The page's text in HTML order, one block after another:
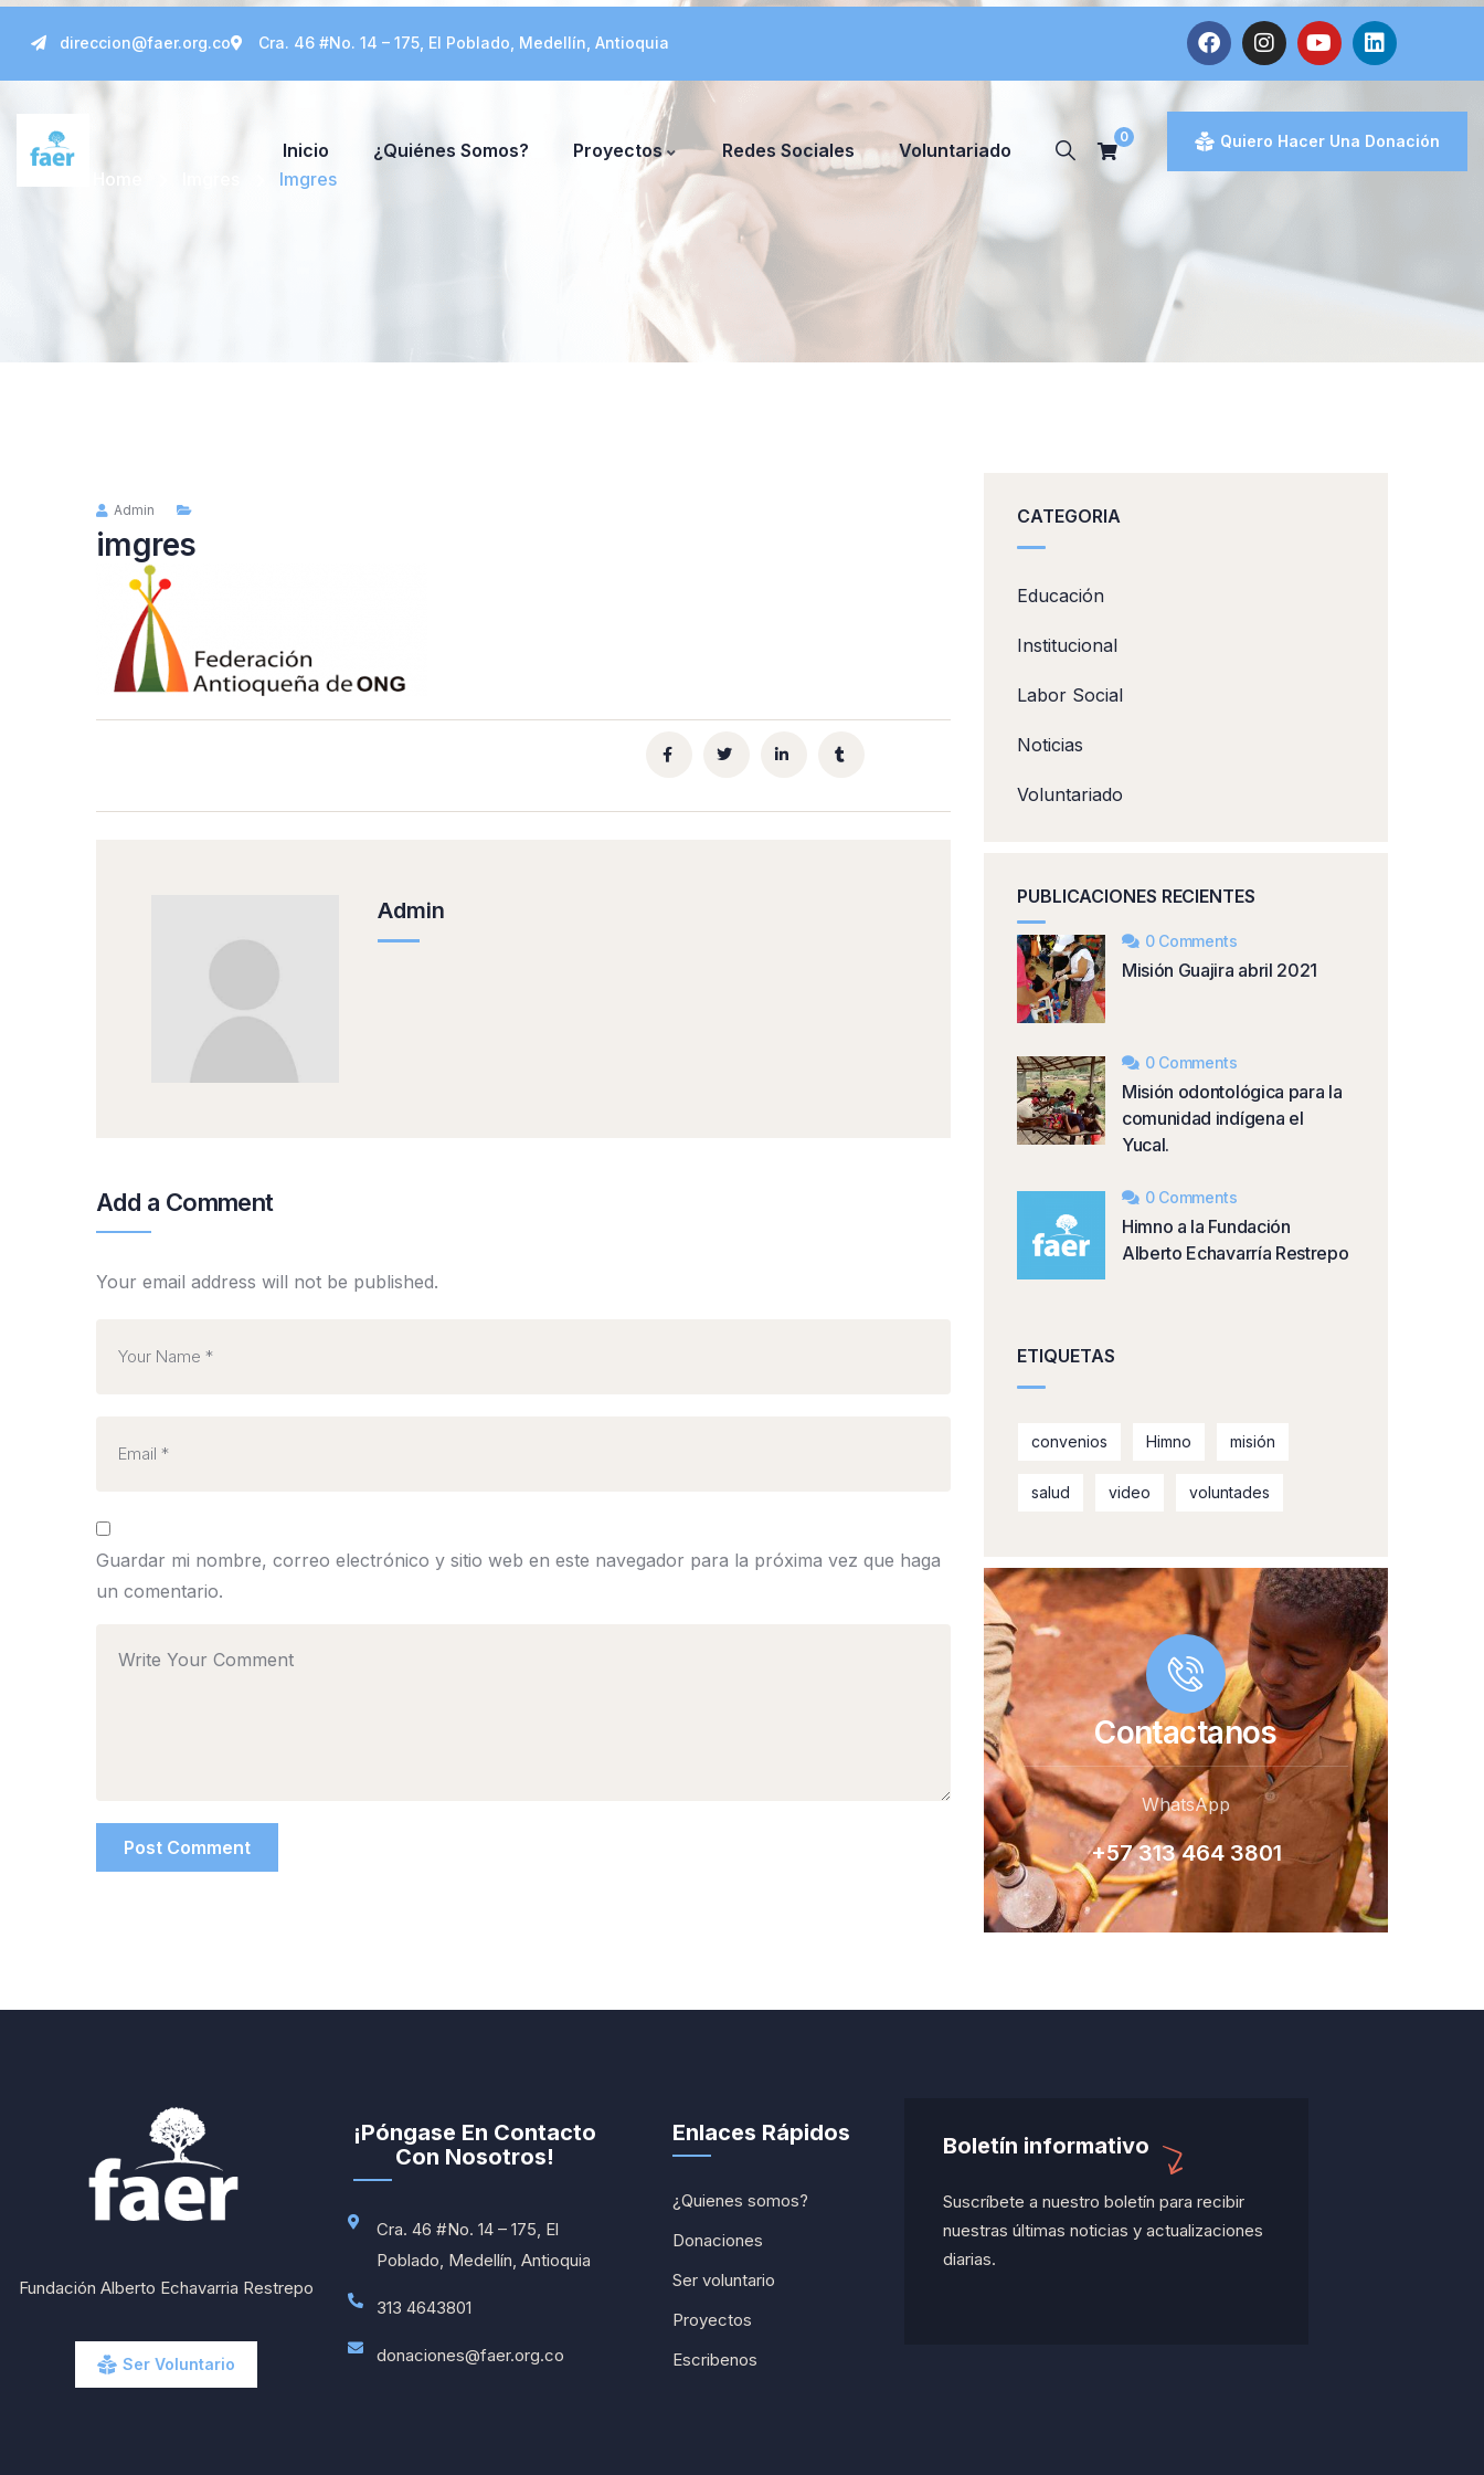
direccion@faer.org.co Cra. 46 #No. 14 – 175, El Poblado, Medellín, Antioquia
Inicio ¿Quiénes Somos? Proyectos Redes Sociales Voluntariado
0 Quiero Hacer Una Donación
Home Imgres
Admin
imgres
Admin
Add a Comment
Your email address will not be published.
Guardar mi nombre, correo electrónico y sitio web en este navegador para la próxima vez que haga
un comentario.
CATEGORIA
Educación
Institucional
Labor Social
Noticias
Voluntariado
PUBLICACIONES RECIENTES
0 Comments
Misión Guajira abril 2021
0 Comments
Misión odontológica para la
comunidad indígena el
Yucal.
0 Comments
Himno a la Fundación
Alberto Echavarría Restrepo
ETIQUETAS
convenios Himno misión
salud video voluntades
Contactanos
WhatsApp
+57 313 464 3801
Fundación Alberto Echavarria Restrepo
Ser Voluntario
¡Póngase En Contacto
Con Nosotros!
Cra. 46 #No. 14 – 175, El
Poblado, Medellín, Antioquia
313 4643801
donaciones@faer.org.co
Enlaces Rápidos
¿Quienes somos?
Donaciones
Ser voluntario
Proyectos
Escribenos
Boletín informativo
Suscríbete a nuestro boletín para recibir
nuestras últimas noticias y actualizaciones
diarias.